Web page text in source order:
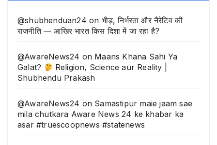
@shubhenduan24 on भीड़, निर्भरता और नैरेटिव की
राजनीति — आखिर भारत किस दिशा में जा रहा है?
@AwareNews24 on Maans Khana Sahi Ya
Galat?
Religion, Science aur Reality |
Shubhendu Prakash
@AwareNews24 on Samastipur maie jaam sae
mila chutkara Aware News 24 ke khabar ka
asar #truescoopnews #statenews